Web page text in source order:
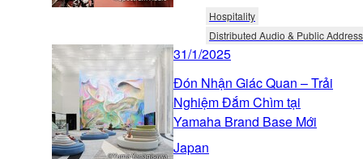
Hospitality
Distributed Audio & Public Address
31/1/2025
Đón Nhận Giác Quan – Trải
Nghiệm Đắm Chìm tại
Yamaha Brand Base Mới
Japan